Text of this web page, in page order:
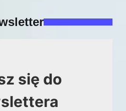
się do